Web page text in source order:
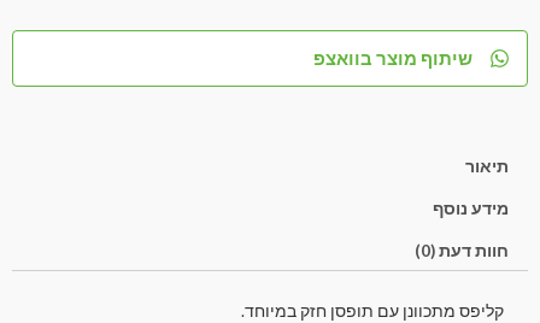
שיתוף מוצר בוואצפ
תיאור
מידע נוסף
חוות דעת (0)
קליפס מתכוונן עם תופסן חזק במיוחד.